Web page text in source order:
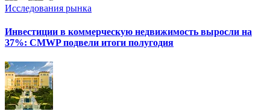
Исследования рынка
Инвестиции в коммерческую недвижимость выросли на
37%: CMWP подвели итоги полугодия